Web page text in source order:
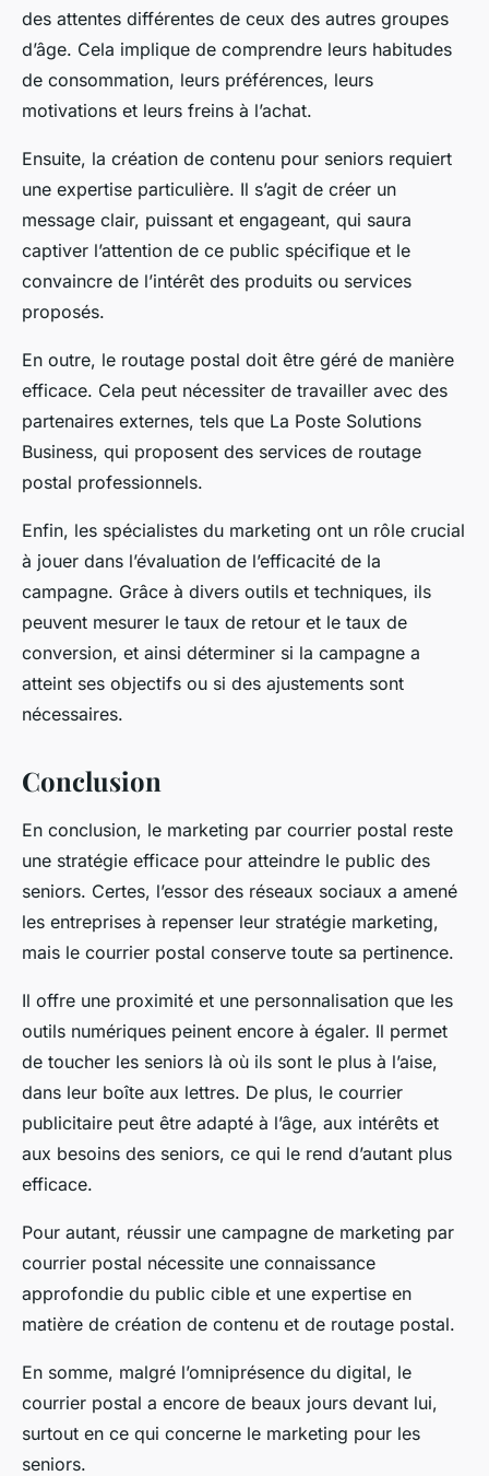
des attentes différentes de ceux des autres groupes
d’âge. Cela implique de comprendre leurs habitudes
de consommation, leurs préférences, leurs
motivations et leurs freins à l’achat.
Ensuite, la création de contenu pour seniors requiert
une expertise particulière. Il s’agit de créer un
message clair, puissant et engageant, qui saura
captiver l’attention de ce public spécifique et le
convaincre de l’intérêt des produits ou services
proposés.
En outre, le routage postal doit être géré de manière
efficace. Cela peut nécessiter de travailler avec des
partenaires externes, tels que La Poste Solutions
Business, qui proposent des services de routage
postal professionnels.
Enfin, les spécialistes du marketing ont un rôle crucial
à jouer dans l’évaluation de l’efficacité de la
campagne. Grâce à divers outils et techniques, ils
peuvent mesurer le taux de retour et le taux de
conversion, et ainsi déterminer si la campagne a
atteint ses objectifs ou si des ajustements sont
nécessaires.
Conclusion
En conclusion, le marketing par courrier postal reste
une stratégie efficace pour atteindre le public des
seniors. Certes, l’essor des réseaux sociaux a amené
les entreprises à repenser leur stratégie marketing,
mais le courrier postal conserve toute sa pertinence.
Il offre une proximité et une personnalisation que les
outils numériques peinent encore à égaler. Il permet
de toucher les seniors là où ils sont le plus à l’aise,
dans leur boîte aux lettres. De plus, le courrier
publicitaire peut être adapté à l’âge, aux intérêts et
aux besoins des seniors, ce qui le rend d’autant plus
efficace.
Pour autant, réussir une campagne de marketing par
courrier postal nécessite une connaissance
approfondie du public cible et une expertise en
matière de création de contenu et de routage postal.
En somme, malgré l’omniprésence du digital, le
courrier postal a encore de beaux jours devant lui,
surtout en ce qui concerne le marketing pour les
seniors.